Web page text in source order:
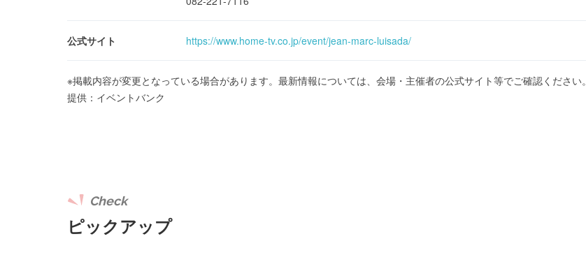
公式サイト https://www.home-tv.co.jp/event/jean-marc-luisada/
※掲載内容が変更となっている場合があります。最新情報については、会場・主催者の公式サイト等でご確認ください。
提供：イベントバンク
ピックアップ
Check